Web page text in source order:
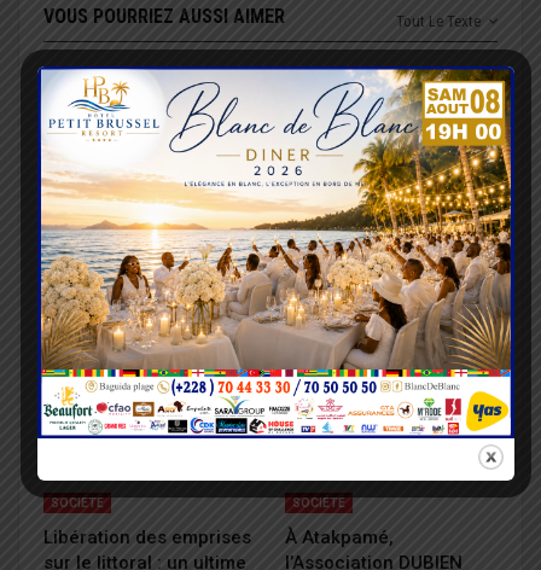
Tout Le Texte
VOUS POURRIEZ AUSSI AIMER
SOCIÉTÉ
Inondations : le
gouvernement débloque
1,14 milliard FCFA pour
assister les sinistrés
SOCIÉTÉ
Amour en Action 2026 :
Dernière ligne droite,
HFA toujours ouverte
aux dons
SOCIÉTÉ
Libération des emprises
sur le littoral : un ultime
SOCIÉTÉ
À Atakpamé,
l’Association DUBIEN